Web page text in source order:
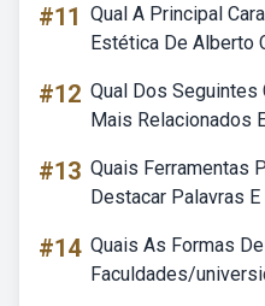
#11 Qual A Principal
Estética De Alberto
#12 Qual Dos Seguintes
Mais Relacionados
#13 Quais Ferramentas
Destacar Palavras
#14 Quais As Formas
Faculdades/